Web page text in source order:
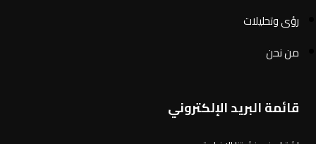
رؤى وتحليلات
من نحن
قائمة البريد الإلكتروني